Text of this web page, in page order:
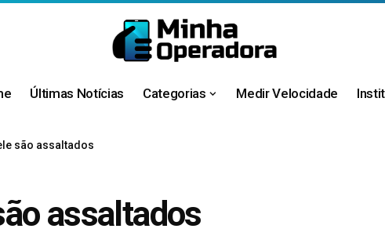
Últimas Notícias Categorias Medir Velocidade
são assaltados
assaltados